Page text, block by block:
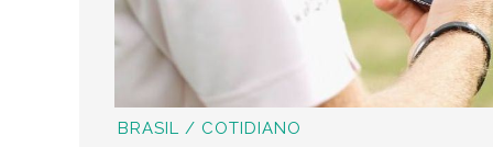
BRASIL / COTIDIANO